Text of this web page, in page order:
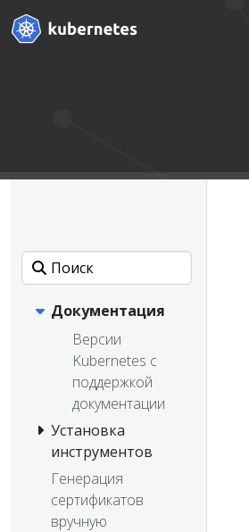
Документация
Версии
Kubernetes с
поддержкой
документации
Установка
инструментов
Генерация
сертификатов
вручную